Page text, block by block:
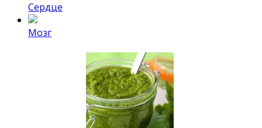
Сердце
Мозг